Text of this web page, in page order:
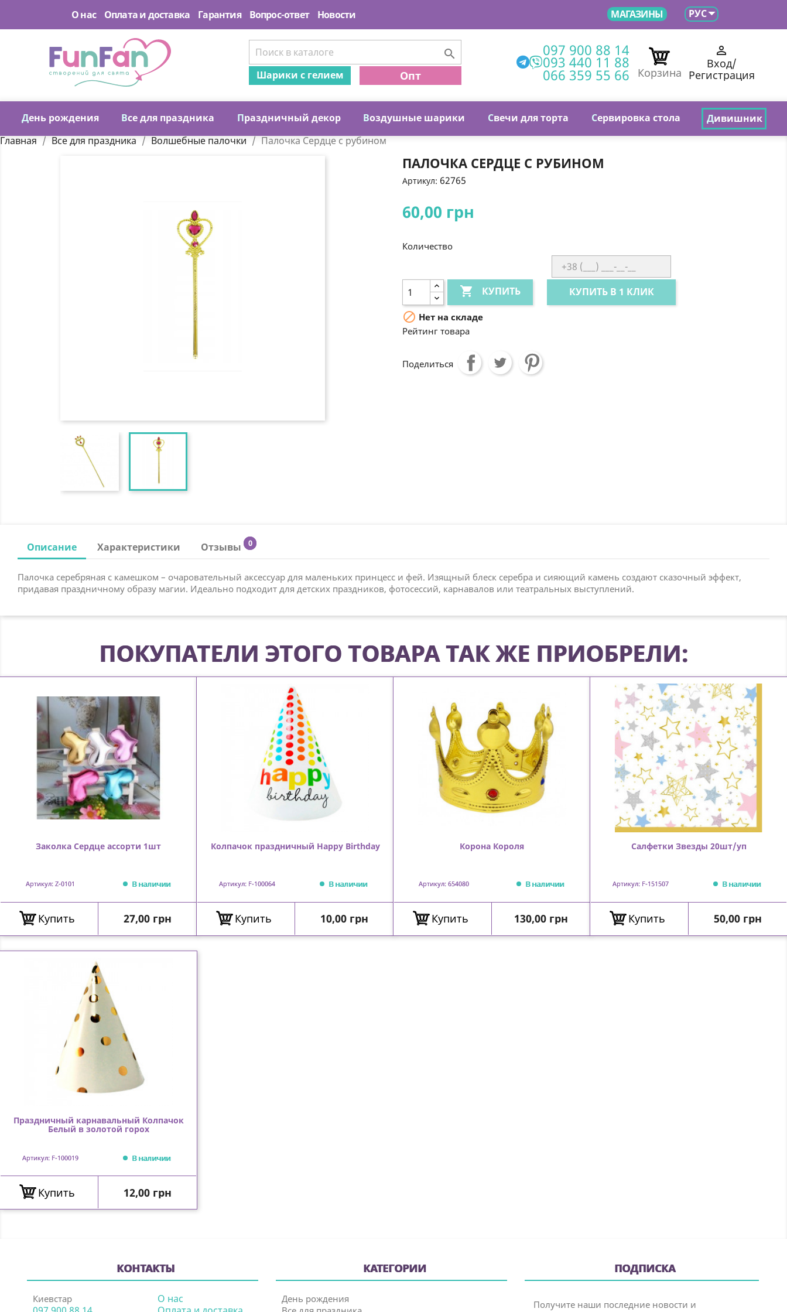
О нас Оплата и доставка Гарантия Вопрос-ответ Новости МАГАЗИНЫ РУС
День рождения Все для праздника Праздничный декор Воздушные шарики Свечи для торта Сервировка стола Дивишник

Шарики с гелием Опт
097 900 88 14
093 440 11 88
066 359 55 66 Корзина

Вход/
Регистрация
Главная Все для праздника Волшебные палочки Палочка Сердце с рубином
ПАЛОЧКА СЕРДЦЕ С РУБИНОМ
Артикул: 62765
60,00 грн
Количество
 КУПИТЬ КУПИТЬ В 1 КЛИК
 Нет на складе
Рейтинг товара
Поделиться
Описание Характеристики Отзывы 0
Палочка серебряная с камешком – очаровательный аксессуар для маленьких принцесс и фей. Изящный блеск серебра и сияющий камень создают сказочный эффект,
придавая праздничному образу магии. Идеально подходит для детских праздников, фотосессий, карнавалов или театральных выступлений.
ПОКУПАТЕЛИ ЭТОГО ТОВАРА ТАК ЖЕ ПРИОБРЕЛИ:
Заколка Сердце ассорти 1шт
Артикул: Z-0101 В наличии
Купить Цена
27,00 грн
Колпачок праздничный Happy Birthday
Артикул: F-100064 В наличии
Купить Цена
10,00 грн
Корона Короля
Артикул: 654080 В наличии
Купить Цена
130,00 грн
Салфетки Звезды 20шт/уп
Артикул: F-151507 В наличии
Купить Цена
50,00 грн
Праздничный карнавальный Колпачок
Белый в золотой горох
Артикул: F-100019 В наличии
Купить Цена
12,00 грн
КОНТАКТЫ
Киевстар
О нас
КАТЕГОРИИ
День рождения
ПОДПИСКА
Получите наши последние новости и